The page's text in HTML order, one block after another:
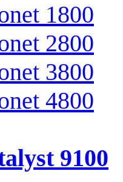
1800
2800
3800
4800
9100